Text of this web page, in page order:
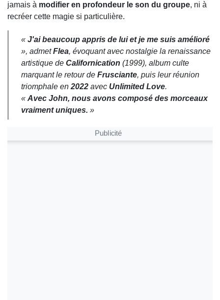
jamais à modifier en profondeur le son du groupe, ni à
recréer cette magie si particulière.
« J'ai beaucoup appris de lui et je me suis amélioré
», admetFlea, évoquant avec nostalgie la renaissance
artistique de Californication (1999), album culte
marquant le retour de Frusciante, puis leur réunion
triomphale en 2022 avec Unlimited Love.
« Avec John, nous avons composé des morceaux
vraiment uniques. »
Publicité